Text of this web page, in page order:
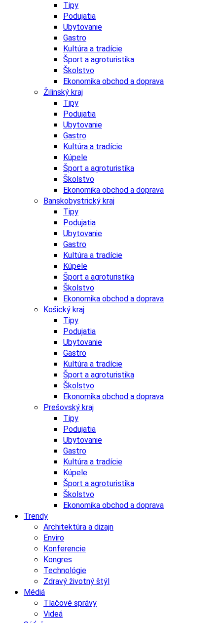
Tipy
Podujatia
Ubytovanie
Gastro
Kultúra a tradície
Šport a agroturistika
Školstvo
Ekonomika obchod a doprava
Žilinský kraj
Tipy
Podujatia
Ubytovanie
Gastro
Kultúra a tradície
Kúpele
Šport a agroturistika
Školstvo
Ekonomika obchod a doprava
Banskobystrický kraj
Tipy
Podujatia
Ubytovanie
Gastro
Kultúra a tradície
Kúpele
Šport a agroturistika
Školstvo
Ekonomika obchod a doprava
Košický kraj
Tipy
Podujatia
Ubytovanie
Gastro
Kultúra a tradície
Šport a agroturistika
Školstvo
Ekonomika obchod a doprava
Prešovský kraj
Tipy
Podujatia
Ubytovanie
Gastro
Kultúra a tradície
Kúpele
Šport a agroturistika
Školstvo
Ekonomika obchod a doprava
Trendy
Architektúra a dizajn
Enviro
Konferencie
Kongres
Technológie
Zdravý životný štýl
Médiá
Tlačové správy
Videá